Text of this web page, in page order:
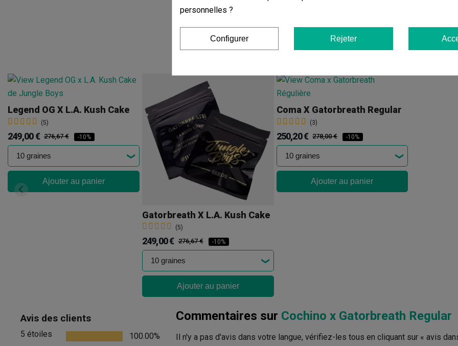
Vous aimerez aussi
Legend OG X L.A. Kush Cake
(5)
249,00 € 276,67 € -10%
Ajouter au panier
Gatorbreath X L.A. Kush Cake
(5)
249,00 € 276,67 € -10%
Ajouter au panier
Coma X Gatorbreath Regular
(3)
250,20 € 278,00 € -10%
Ajouter au panier
Avis des clients
5 étoiles
100.00%
Commentaires sur Cochino x Gatorbreath Regular
Il n'y a pas d'avis dans votre langue, vérifiez-les tous en cliquant sur « avis
personnelles ?
Configurer Rejeter